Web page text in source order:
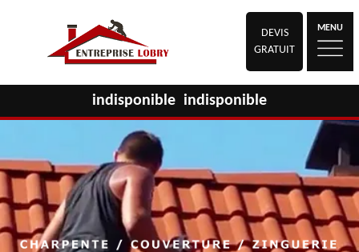
DEVIS
GRATUIT
MENU
indisponible indisponible